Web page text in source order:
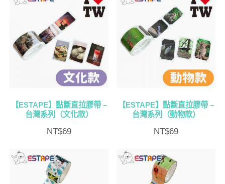
【ESTAPE】點斷直拉膠帶 –
台灣系列（文化款）
NT$69
【ESTAPE】點斷直拉膠帶 –
台灣系列（動物款）
NT$69